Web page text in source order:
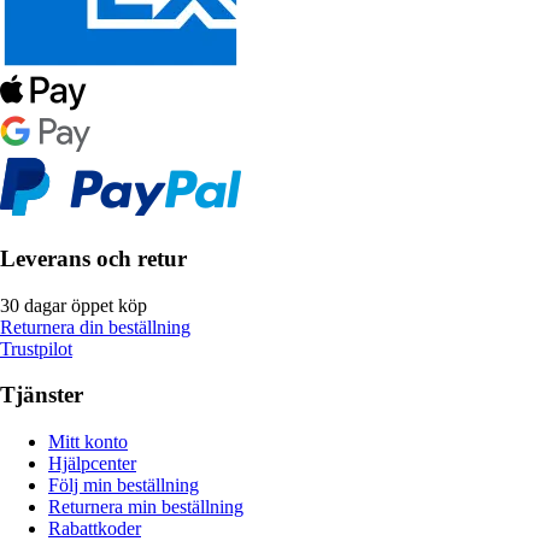
Leverans och retur
30 dagar öppet köp
Returnera din beställning
Trustpilot
Tjänster
Mitt konto
Hjälpcenter
Följ min beställning
Returnera min beställning
Rabattkoder